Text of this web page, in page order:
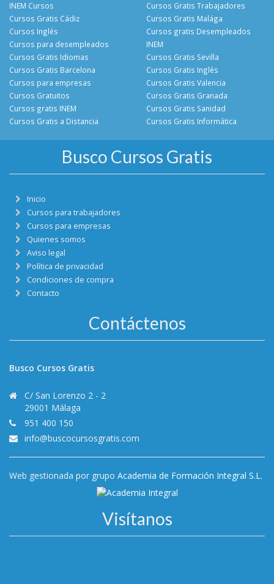
INEM Cursos
Cursos Gratis Cádiz
Cursos Gratis Trabajadores
Cursos Gratis Malága
Cursos Inglés
Cursos para desempleados
Cursos Gratis Idiomas
Cursos Gratis Barcelona
Cursos gratis Desempleados
INEM
Cursos Gratis Sevilla
Cursos Gratis Inglés
Cursos para empresas
Cursos Gratuitos
Cursos gratis INEM
Cursos Gratis a Distancia
Cursos Gratis Valencia
Cursos Gratis Granada
Cursos Gratis Sanidad
Cursos Gratis Informática
Busco Cursos Gratis
Inicio
Cursos para trabajadores
Cursos para empresas
Quienes somos
Aviso legal
Política de privacidad
Condiciones de compra
Contacto
Contáctenos
Busco Cursos Gratis
C/ San Lorenzo 2 - 2
29001 Málaga
951 400 150
info@buscocursosgratis.com
Web gestionada por grupo Academia de Formación Integral S.L.
Visítanos